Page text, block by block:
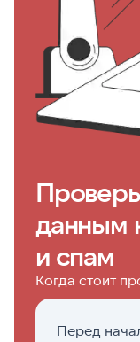
данным
и спам
Когда стоит
Перед